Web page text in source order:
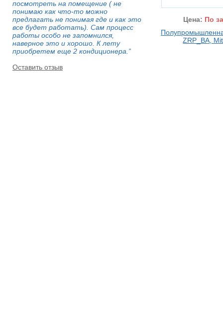
Цена: По
ZRP_BA,
посмотреть на помещение ( не
понимаю как что-то можно
предлагать не понимая где и как это
все будет работать). Сам процесс
работы особо не запомнился,
наверное это и хорошо. К лету
приобретем еще 2 кондиционера.”
Оставить отзыв